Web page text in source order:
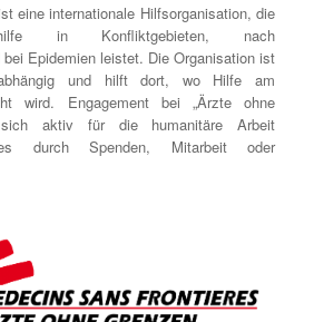
eine internationale Hilfsorganisation, die
in Konfliktgebieten, nach
Epidemien leistet. Die Organisation ist
und hilft dort, wo Hilfe am
wird. Engagement bei „Ärzte ohne
sich aktiv für die humanitäre Arbeit
durch Spenden, Mitarbeit oder